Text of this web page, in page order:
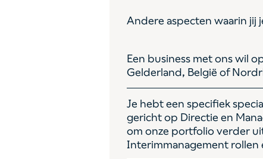
Andere aspecten waarin jij
Een business met ons wil
Gelderland, België of
Je hebt een specifiek
gericht op Directie en
om onze portfolio verder
Interimmanagement rollen